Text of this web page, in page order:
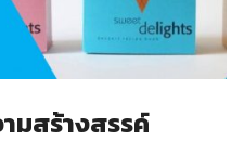
มสร้างสรรค์